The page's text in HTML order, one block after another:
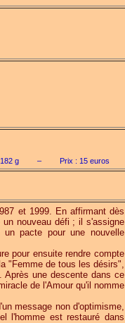
182 g – Prix : 15euros
et 1999. En affirmant dès
nouveau défi ; il s'assigne
pacte pour une nouvelle
pour ensuite rendre compte
"Femme de tous les désirs",
Après une descente dans ce
de l'Amour qu'il nomme
message non d'optimisme,
l'homme est restauré dans